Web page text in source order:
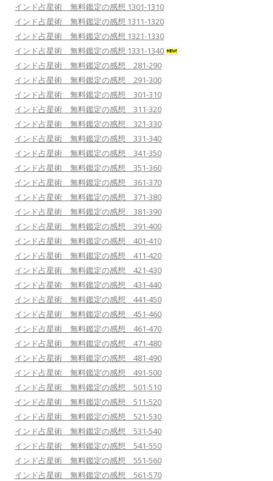
インド占星術 無料鑑定の感想 1301-1310
インド占星術 無料鑑定の感想 1311-1320
インド占星術 無料鑑定の感想 1321-1330
インド占星術 無料鑑定の感想 1331-1340
インド占星術 無料鑑定の感想 281-290
インド占星術 無料鑑定の感想 291-300
インド占星術 無料鑑定の感想 301-310
インド占星術 無料鑑定の感想 311-320
インド占星術 無料鑑定の感想 321-330
インド占星術 無料鑑定の感想 331-340
インド占星術 無料鑑定の感想 341-350
インド占星術 無料鑑定の感想 351-360
インド占星術 無料鑑定の感想 361-370
インド占星術 無料鑑定の感想 371-380
インド占星術 無料鑑定の感想 381-390
インド占星術 無料鑑定の感想 391-400
インド占星術 無料鑑定の感想 401-410
インド占星術 無料鑑定の感想 411-420
インド占星術 無料鑑定の感想 421-430
インド占星術 無料鑑定の感想 431-440
インド占星術 無料鑑定の感想 441-450
インド占星術 無料鑑定の感想 451-460
インド占星術 無料鑑定の感想 461-470
インド占星術 無料鑑定の感想 471-480
インド占星術 無料鑑定の感想 481-490
インド占星術 無料鑑定の感想 491-500
インド占星術 無料鑑定の感想 501-510
インド占星術 無料鑑定の感想 511-520
インド占星術 無料鑑定の感想 521-530
インド占星術 無料鑑定の感想 531-540
インド占星術 無料鑑定の感想 541-550
インド占星術 無料鑑定の感想 551-560
インド占星術 無料鑑定の感想 561-570